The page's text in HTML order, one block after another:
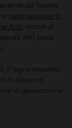
da foreste
nella versione in
Arto: mobili di
ad altri pezzi
.
il legno massello
di altissima
in generazione.